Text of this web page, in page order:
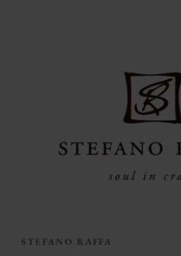
STEFANO RAFFA